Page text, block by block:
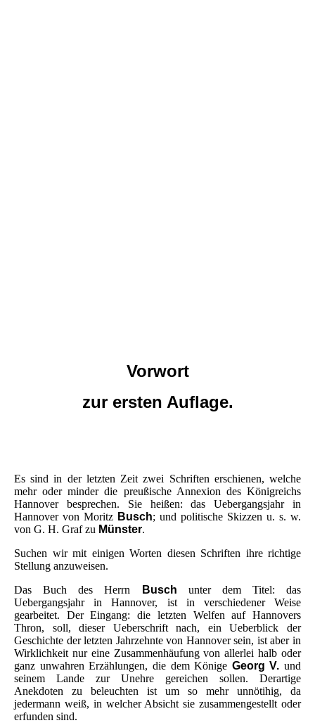
Vorwort
zur ersten Auflage.
Es sind in der letzten Zeit zwei Schriften erschienen, welche
mehr oder minder die preußische Annexion des Königreichs
Hannover besprechen. Sie heißen: das Uebergangsjahr in
Hannover von Moritz Busch; und politische Skizzen u. s. w.
von G. H. Graf zu Münster.
Suchen wir mit einigen Worten diesen Schriften ihre richtige
Stellung anzuweisen.
Das Buch des Herrn
Busch unter dem Titel: das
Uebergangsjahr in Hannover, ist in verschiedener Weise
gearbeitet. Der Eingang: die letzten Welfen auf Hannovers
Thron, soll, dieser Ueberschrift nach, ein Ueberblick der
Geschichte der letzten Jahrzehnte von Hannover sein, ist aber in
Wirklichkeit nur eine Zusammenhäufung von allerlei halb oder
ganz unwahren Erzählungen, die dem Könige Georg V. und
seinem Lande zur Unehre gereichen sollen. Derartige
Anekdoten zu beleuchten ist um so mehr unnötihig, da
jedermann weiß, in welcher Absicht sie zusammengestellt oder
erfunden sind.